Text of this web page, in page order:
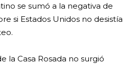
se sumó a la negativa de
si Estados Unidos no desistía
la Casa Rosada no surgió